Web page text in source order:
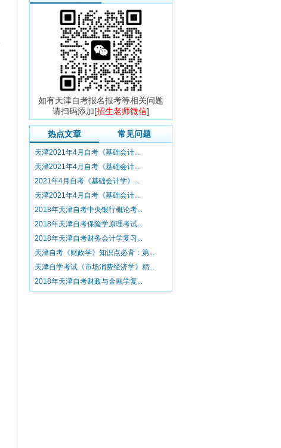
如有天津自考报名报考等相关问题
请扫码添加[招生老师微信]
热点文章 常见问题
天津2021年4月自考《基础会计...
天津2021年4月自考《基础会计...
2021年4月自考《基础会计学》...
天津2021年4月自考《基础会计...
2018年天津自考中央银行概论考...
2018年天津自考保险学原理考试...
2018年天津自考财务会计学复习...
天津自考《财政学》知识点必背：第...
天津自学考试《市场消费经济学》精...
2018年天津自考财政与金融学复...